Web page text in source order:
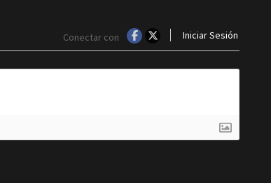
Conectar con Iniciar Sesión